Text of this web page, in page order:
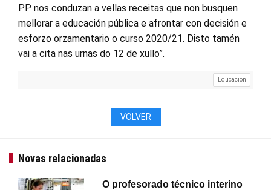
PP nos conduzan a vellas receitas que non busquen
mellorar a educación pública e afrontar con decisión e
esforzo orzamentario o curso 2020/21. Disto tamén
vai a cita nas urnas do 12 de xullo”.
Educación
VOLVER
Novas relacionadas
O profesorado técnico interino